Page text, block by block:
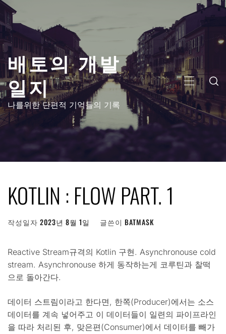
콘
츠
로
건
뛰
기
배토의 개발
일지
나를위한 단편적 기억들의 기록
주
메
뉴
KOTLIN : FLOW PART. 1
작성일자 2023년 8월 1일 글쓴이 BATMASK
Reactive Stream규격의 Kotlin 구현. Asynchronouse cold
stream. Asynchronouse 하게 동작하는게 코루틴과 찰떡
으로 돌아간다.
데이터 스트림이라고 한다면, 한쪽(Producer)에서는 소스
데이터를 계속 넣어주고 이 데이터들이 일련의 파이프라인
을 따라 처리된 후, 맞은편(Consumer)에서 데이터를 빼가